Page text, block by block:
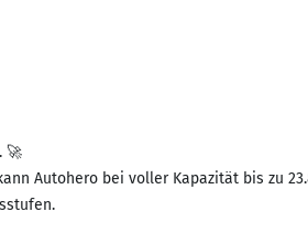
🚀
Autohero bei voller Kapazität bis zu